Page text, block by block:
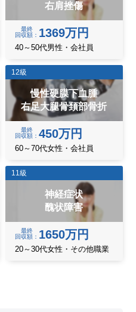
右肩挫傷
最終
回収額
1369万円
40～50代男性・会社員
12級
慢性硬膜下血腫
右足大腿骨頚部骨折
最終
回収額
450万円
60～70代女性・会社員
11級
神経症状
醜状障害
最終
回収額
1650万円
20～30代女性・その他職業